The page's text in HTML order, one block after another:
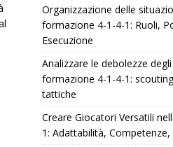
Organizzazione delle
formazione 4-1-4-1: Ruoli,
Esecuzione
Analizzare le debolezze
formazione 4-1-4-1:
tattiche
Creare Giocatori Versatili
1: Adattabilità,